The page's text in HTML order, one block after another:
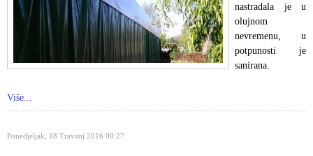
nastradala je u
olujnom
nevremenu, u
potpunosti je
sanirana.
Više...
Ponedjeljak, 18 Travanj 2016 00:27